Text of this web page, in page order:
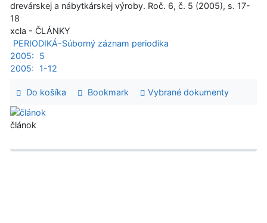
drevárskej a nábytkárskej výroby. Roč. 6, č. 5 (2005), s. 17-
18
xcla - ČLÁNKY
PERIODIKÁ-Súborný záznam periodika
2005:
5
2005:
1-12
Do košíka Bookmark Vybrané dokumenty
článok